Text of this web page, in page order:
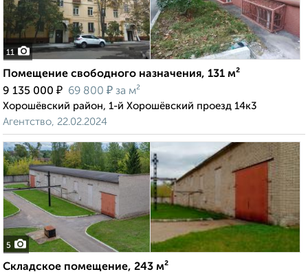
11
Помещение свободного назначения, 131 м²
9 135 000 ₽ 69 800 ₽ за м²
Хорошёвский район, 1-й Хорошёвский проезд 14к3
Агентство, 22.02.2024
5
Складское помещение, 243 м²